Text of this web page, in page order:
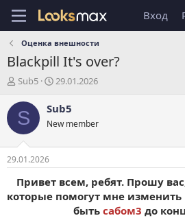
Вход
Оценка внешности
Blackpill It's over?
А
т
о
т
е
м
ы
Sub5
Д
т
н
а
л
29.01.2026
S Sub5
New member
29.01.2026
Привет всем, ребят. Прошу
которые помогут мне изменить
быть сабом3 до